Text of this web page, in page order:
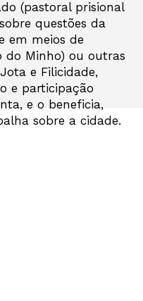
(pastoral prisional
questões da
em meios de
do Minho) ou outras
e Filicidade,
e participação
e o beneficia,
sobre a cidade.